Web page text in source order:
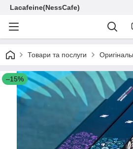
Lacafeine(NessCafe)
Товари та послуги
–15%